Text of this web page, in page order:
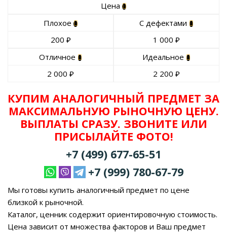
Цена
Плохое
200 ₽
С дефектами
1 000 ₽
Отличное
2 000 ₽
Идеальное
2 200 ₽
КУПИМ АНАЛОГИЧНЫЙ ПРЕДМЕТ ЗА
МАКСИМАЛЬНУЮ РЫНОЧНУЮ ЦЕНУ.
ВЫПЛАТЫ СРАЗУ. ЗВОНИТЕ ИЛИ
ПРИСЫЛАЙТЕ ФОТО!
+7 (499) 677-65-51
+7 (999) 780-67-79
Мы готовы купить аналогичный предмет по цене
близкой к рыночной.
Каталог, ценник содержит ориентировочную стоимость.
Цена зависит от множества факторов и Ваш предмет